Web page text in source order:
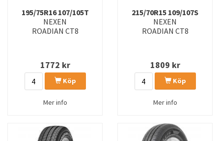
195/75R16 107/105T
NEXEN
ROADIAN CT8
1772 kr
Köp
Mer info
215/70R15 109/107S
NEXEN
ROADIAN CT8
1809 kr
Köp
Mer info